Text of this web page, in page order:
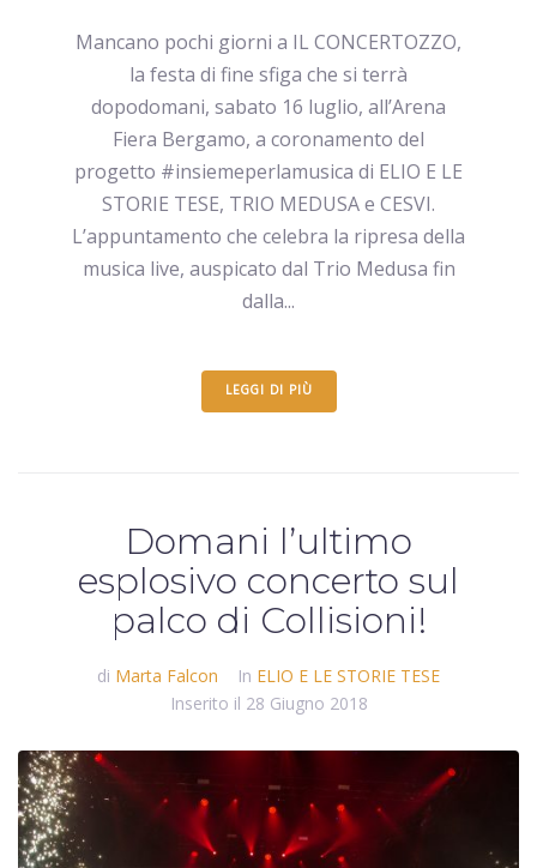
Mancano pochi giorni a IL CONCERTOZZO,
la festa di fine sfiga che si terrà
dopodomani, sabato 16 luglio, all’Arena
Fiera Bergamo, a coronamento del
progetto #insiemeperlamusica di ELIO E LE
STORIE TESE, TRIO MEDUSA e CESVI.
L’appuntamento che celebra la ripresa della
musica live, auspicato dal Trio Medusa fin
dalla...
LEGGI DI PIÙ
Domani l’ultimo
esplosivo concerto sul
palco di Collisioni!
di Marta Falcon In ELIO E LE STORIE TESE
Inserito il 28 Giugno 2018